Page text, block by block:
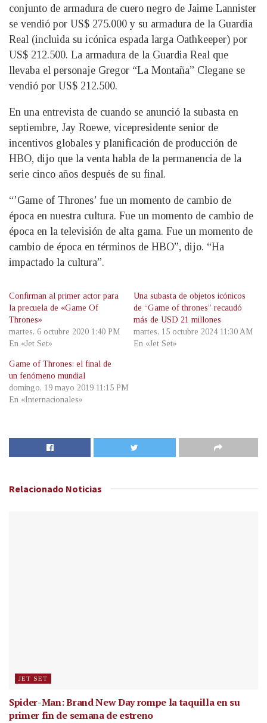
conjunto de armadura de cuero negro de Jaime Lannister
se vendió por US$ 275.000 y su armadura de la Guardia
Real (incluida su icónica espada larga Oathkeeper) por
US$ 212.500. La armadura de la Guardia Real que
llevaba el personaje Gregor “La Montaña” Clegane se
vendió por US$ 212.500.
En una entrevista de cuando se anunció la subasta en
septiembre, Jay Roewe, vicepresidente senior de
incentivos globales y planificación de producción de
HBO, dijo que la venta habla de la permanencia de la
serie cinco años después de su final.
“’Game of Thrones’ fue un momento de cambio de
época en nuestra cultura. Fue un momento de cambio de
época en la televisión de alta gama. Fue un momento de
cambio de época en términos de HBO”, dijo. “Ha
impactado la cultura”.
Confirman al primer actor para
la precuela de «Game Of
Thrones»
martes, 6 octubre 2020 1:40 PM
En «Jet Set»
Una subasta de objetos icónicos
de “Game of thrones” recaudó
más de USD 21 millones
martes, 15 octubre 2024 11:30 AM
En «Jet Set»
Game of Thrones: el final de
un fenómeno mundial
domingo, 19 mayo 2019 11:15 PM
En «Internacionales»
Relacionado Noticias
JET SET
Spider-Man: Brand New Day rompe la taquilla en su
primer fin de semana de estreno